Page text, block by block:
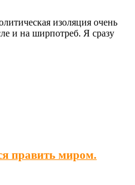
изоляция очень
и на ширпотреб. Я сразу
править миром.